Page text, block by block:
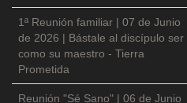
1ª Reunión familiar | 07 de Junio
de 2026 | Bástale al discípulo ser
como su maestro - Tierra
Prometida
Reunión "Sé Sano" | 06 de Junio